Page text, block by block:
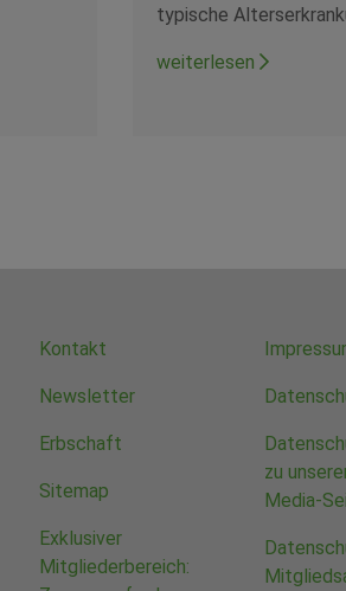
typische
weiterlesen
Kontakt
Newsletter
Erbschaft
Sitemap
Exklusiver
Mitgliederbereich:
zu
Media-